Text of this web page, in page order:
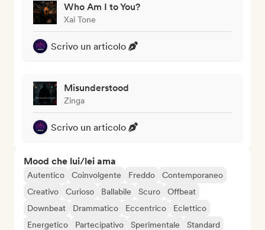
Who Am I to You?
Xai Tone
Scrivo un articolo
Misunderstood
Zinga
Scrivo un articolo
Mood che lui/lei ama
Autentico Coinvolgente Freddo
Contemporaneo
Creativo
Curioso Ballabile Scuro
Offbeat
Downbeat
Drammatico Eccentrico
Eclettico
Energetico
Partecipativo Sperimentale
Standard